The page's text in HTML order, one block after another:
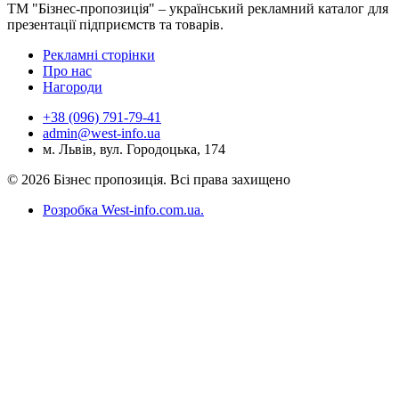
ТМ "Бізнес-пропозиція" – український рекламний каталог для
презентації підприємств та товарів.
Рекламні сторінки
Про нас
Нагороди
+38 (096) 791-79-41
admin@west-info.ua
м. Львів, вул. Городоцька, 174
© 2026 Бізнес пропозиція. Всі права захищено
Розробка West-info.com.ua.